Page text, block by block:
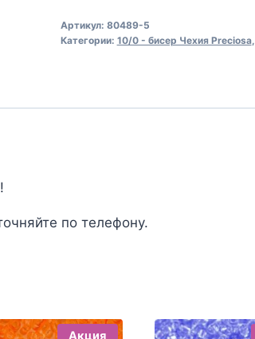
Чехия
Артикул: 80489-5
Категории: 10/0 - бисер Чехия Preciosa,
по телефону.